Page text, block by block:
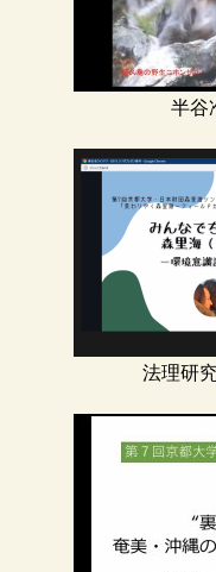
半谷
法理研